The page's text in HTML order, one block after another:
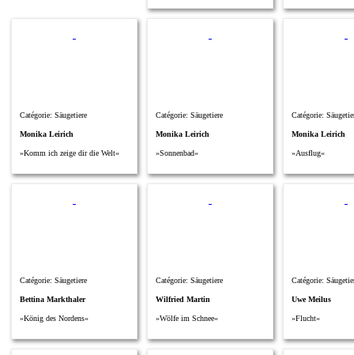
Catégorie: Säugetiere
Monika Leirich
»Komm ich zeige dir die Welt«
Catégorie: Säugetiere
Monika Leirich
»Sonnenbad«
Catégorie:
Monika Leirich
»Ausflug«
Catégorie: Säugetiere
Bettina Markthaler
»König des Nordens«
Catégorie: Säugetiere
Wilfried Martin
»Wölfe im Schnee«
Catégorie:
Uwe Meilus
»Flucht«